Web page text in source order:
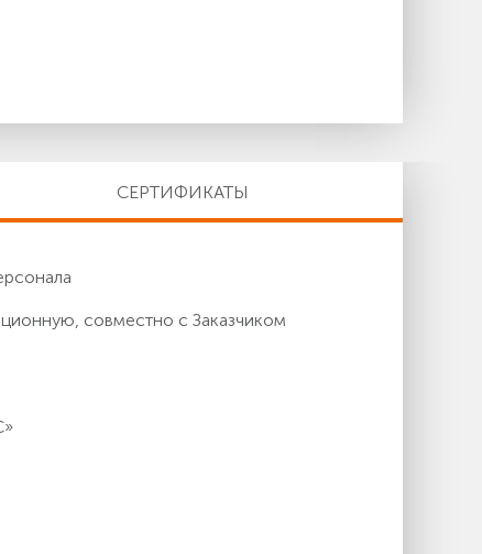
СЕРТИФИКАТЫ
совместно с Заказчиком